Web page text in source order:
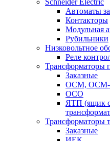
Автоматы
Контакторы
Модульная
Рубильники
Низковольтное
Реле
Трансформаторы
Заказные
ОСМ,
ОСО
ЯТП (ящик
Трансформаторы
Заказные